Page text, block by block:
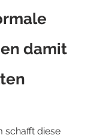
damit
schafft diese